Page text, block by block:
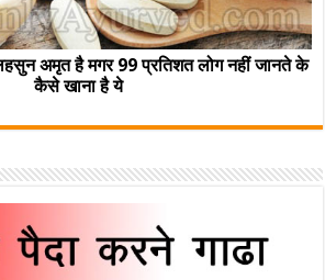
अमृत है मगर 99 प्रतिशत लोग नहीं जानते के
कैसे खाना है ये